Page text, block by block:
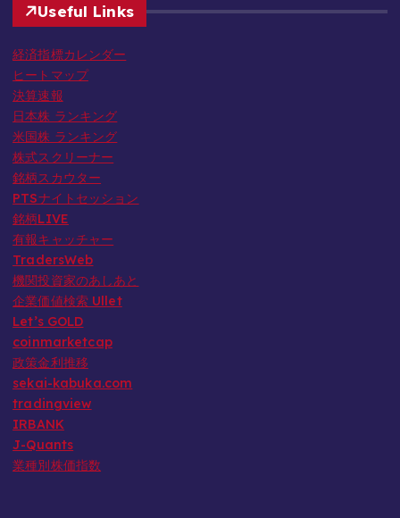
o
r
y
Useful Links
経済指標カレンダー
ヒートマップ
決算速報
日本株 ランキング
米国株 ランキング
株式スクリーナー
銘柄スカウター
PTSナイトセッション
銘柄LIVE
有報キャッチャー
TradersWeb
機関投資家のあしあと
企業価値検索 Ullet
Let’s GOLD
coinmarketcap
政策金利推移
sekai-kabuka.com
tradingview
IRBANK
J-Quants
業種別株価指数